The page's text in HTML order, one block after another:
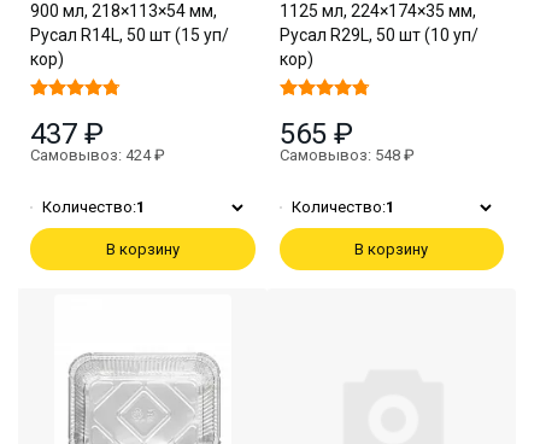
900 мл, 218×113×54 мм,
Русал R14L, 50 шт (15 уп/
кор)
437 ₽
Самовывоз: 424 ₽
Количество:1
В корзину
1125 мл, 224×174×35 мм,
Русал R29L, 50 шт (10 уп/
кор)
565 ₽
Самовывоз: 548 ₽
Количество:1
В корзину